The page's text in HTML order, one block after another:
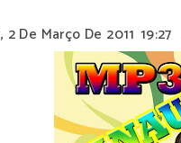
De Março De 2011 19:27